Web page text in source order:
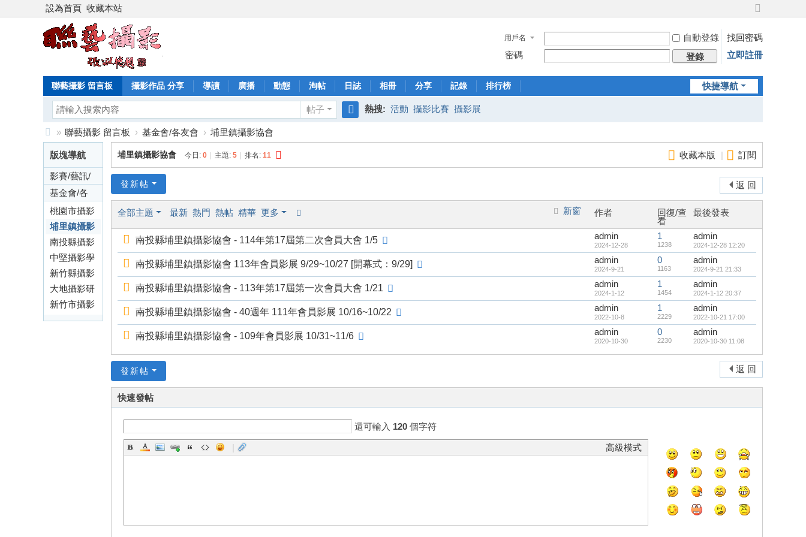
設為首頁 收藏本站
切
到
寬
版
用戶名 自動登錄
找回密碼
密碼
登錄 立即註冊
快捷導航
聯藝攝影 留言板 攝影作品 分享 導讀 廣播 動態 淘帖 日誌 相冊 分享 記錄 排行榜
帖子
索
熱搜: 活動 攝影比賽 攝影展
聯
藝
攝
影
誌
基
金
會
留
言
» 聯藝攝影 留言板 › 基金會/各友會 › 埔里鎮攝影協會
版塊導航
影賽/藝訊/
活動
基金會/各
友會
桃園市攝影
藝術協會
埔里鎮攝影
協會
南投縣攝影
學會
中堅攝影學
會
新竹縣攝影
學會
大地攝影研
究會
新竹市攝影
藝術學會
收藏本版 | 訂閱
埔里鎮攝影協會 今日: 0 主題: 5 排名: 11
返 回
發新帖
新窗
全部主題 最新 熱門 熱帖 精華 更多 作者
回復/查
看
最後發表
南投縣埔里鎮攝影協會 - 114年第17屆第二次會員大會 1/5 admin
2024-12-28
1
1238
admin
2024-12-28 12:20
南投縣埔里鎮攝影協會 113年會員影展 9/29~10/27 [開幕式：9/29] admin
2024-9-21
0
1163
admin
2024-9-21 21:33
南投縣埔里鎮攝影協會 - 113年第17屆第一次會員大會 1/21 admin
2024-1-12
1
1454
admin
2024-1-12 20:37
南投縣埔里鎮攝影協會 - 40週年 111年會員影展 10/16~10/22 admin
2022-10-8
1
2229
admin
2022-10-21 17:00
南投縣埔里鎮攝影協會 - 109年會員影展 10/31~11/6 admin
2020-10-30
0
2230
admin
2020-10-30 11:08
返 回
發新帖
快速發帖
還可輸入 120 個字符
高級模式
|